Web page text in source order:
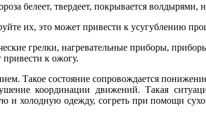
белеет, твердеет, покрывается
их, это может привести к усугублению
грелки, нагревательные приборы,
к ожогу.
Такое состояние сопровождается
координации движений. Такая
и холодную одежду, согреть при помощи